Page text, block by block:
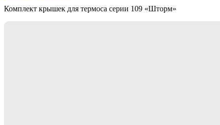
Комплект крышек для термоса серии 109 «Шторм»